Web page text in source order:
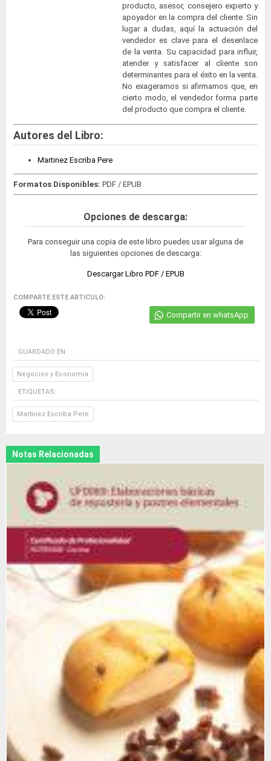
producto, asesor, consejero experto y
apoyador en la compra del cliente. Sin
lugar a dudas, aquí la actuación del
vendedor es clave para el desenlace
de la venta. Su capacidad para influir,
atender y satisfacer al cliente son
determinantes para el éxito en la venta.
No exageramos si afirmamos que, en
cierto modo, el vendedor forma parte
del producto que compra el cliente.
Autores del Libro:
Martinez Escriba Pere
Formatos Disponibles: PDF / EPUB
Opciones de descarga:
Para conseguir una copia de este libro puedes usar alguna de
las siguientes opciones de descarga:
Descargar Libro PDF / EPUB
COMPARTE ESTE ARTICULO:
Compartir en whatsApp
GUARDADO EN
Negocios y Economia
ETIQUETAS:
Martinez Escriba Pere
Notas Relacionadas